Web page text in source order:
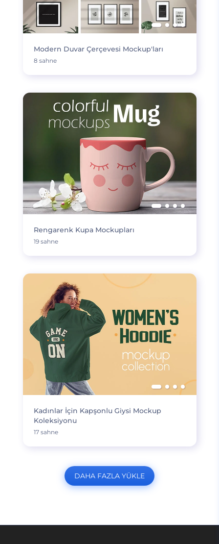
Modern Duvar Çerçevesi Mockup'ları
8 sahne
Rengarenk Kupa Mockupları
19 sahne
Kadınlar İçin Kapşonlu Giysi Mockup
Koleksiyonu
17 sahne
DAHA FAZLA YÜKLE